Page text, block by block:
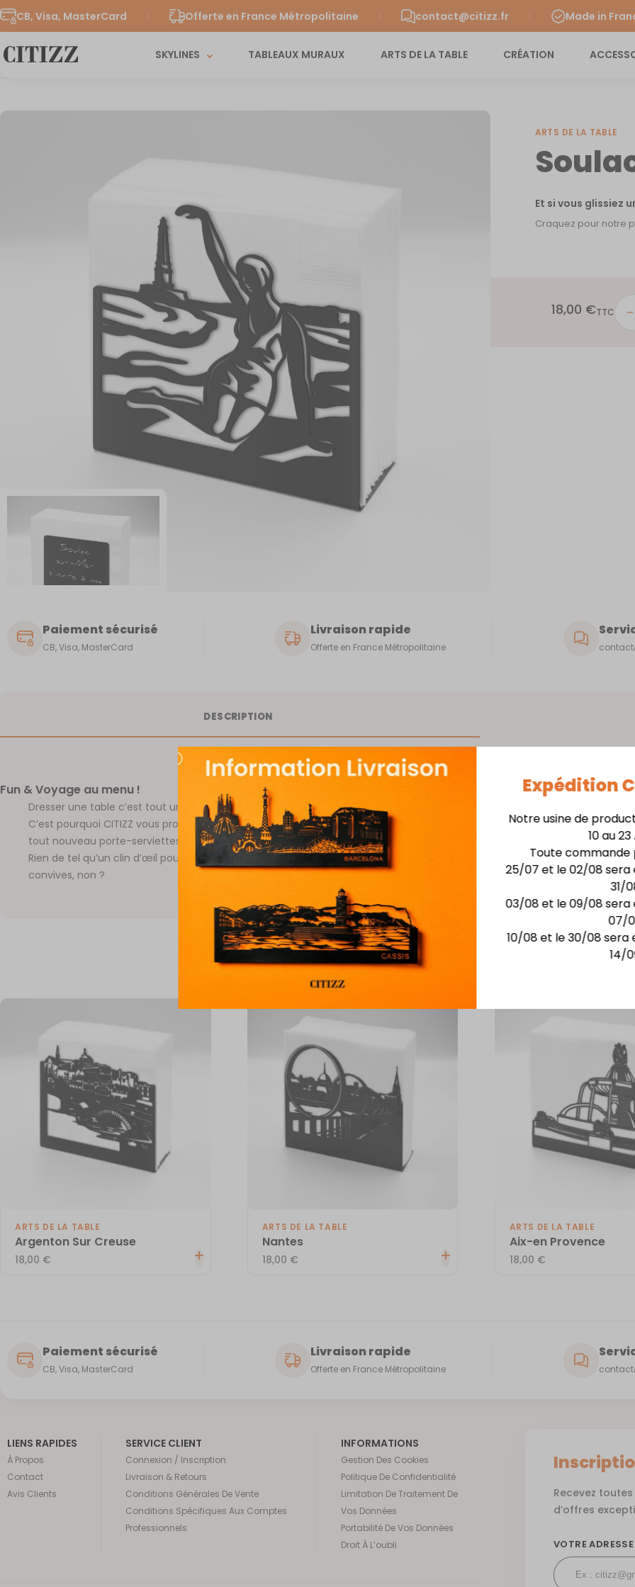
CB, Visa, MasterCard Offerte en France Métropolitaine contact@citizz.fr Made in
SKYLINES TABLEAUX MURAUX ARTS DE LA TABLE CRÉATION
Expédition
Notre usine de
10 au
Toute commande
25/07 et le 02/08 sera
31/
03/08 et le 09/08 sera
07/
10/08 et le 30/08 sera
14/
ARTS DE LA TABLE
Et si vous glissiez
Craquez pour notre
18,00 €TTC
Paiement sécurisé
CB, Visa, MasterCard
Livraison rapide
Offerte en France Métropolitaine
DESCRIPTION
Fun & Voyage au menu !
Dresser une table c’est tout un Art.
C’est pourquoi CITIZZ vous propose de sortir le grand jeu avec son
tout nouveau porte-serviettes à l’effigie de votre ville favorite.
Rien de tel qu’un clin d’œil pour mettre en appétit tous les
convives, non ?
Matière : Acier
5 coloris au choix :
Dimensions : larg. 16
Idéal pour un paquet
SERVIETTES NON
Vous aimerez aussi
ARTS DE LA TABLE
Argenton Sur Creuse
18,00 €
ARTS DE LA TABLE
Nantes
18,00 €
ARTS DE LA TABLE
Aix-en Provence
18,00 €
Paiement sécurisé
CB, Visa, MasterCard
Livraison rapide
Offerte en France Métropolitaine
LIENS RAPIDES
À Propos
Contact
Avis Clients
SERVICE CLIENT
Connexion / Inscription
Livraison & Retours
Conditions Générales De Vente
Conditions Spécifiques Aux Comptes
Professionnels
INFORMATIONS
Gestion Des Cookies
Politique De Confidentialité
Limitation De Traitement De
Vos Données
Portabilité De Vos Données
Droit À L’oubli
Recevez
d’offres
VOTRE